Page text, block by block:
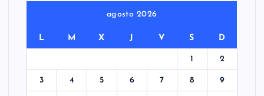
agosto 2026
L M X J V S D
1 2
3 4 5 6 7 8 9